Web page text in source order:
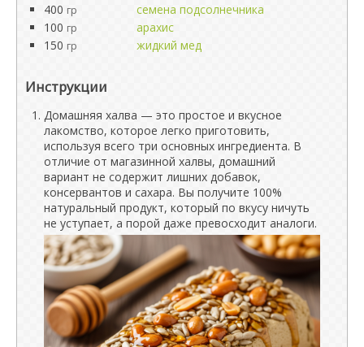
400 гр
семена подсолнечника
100 гр
арахис
150 гр жидкий мед
Инструкции
Домашняя халва — это простое и вкусное
лакомство, которое легко приготовить,
используя всего три основных ингредиента. В
отличие от магазинной халвы, домашний
вариант не содержит лишних добавок,
консервантов и сахара. Вы получите 100%
натуральный продукт, который по вкусу ничуть
не уступает, а порой даже превосходит аналоги.